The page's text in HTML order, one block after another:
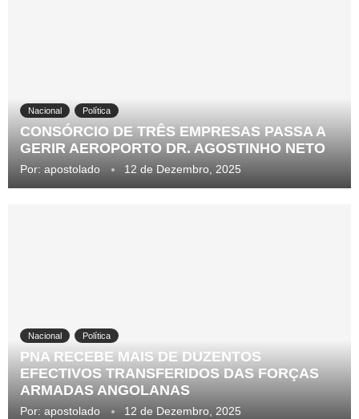
Nacional Política
CONSÓRCIO DE TRÊS EMPRESAS PASSA A
GERIR AEROPORTO DR. AGOSTINHO NETO
Por: apostolado 12 de Dezembro, 2025
Nacional Política
PNA RECEBE MAIS DE DUZENTOS
EFECTIVOS TRANSFERIDOS DAS FORÇAS
ARMADAS ANGOLANAS
Por: apostolado 12 de Dezembro, 2025